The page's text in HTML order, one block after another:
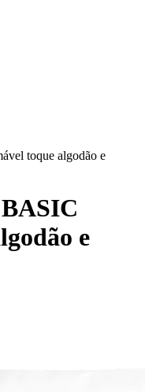
toque algodão e
e